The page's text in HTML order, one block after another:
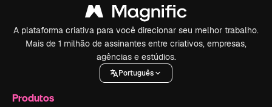
A plataforma criativa para você direcionar seu melhor trabalho.
Mais de 1 milhão de assinantes entre criativos, empresas,
agências e estúdios.
Português
Produtos